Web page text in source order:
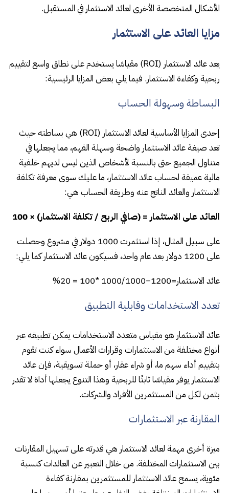
الأشكال المتخصصة الأخرى لعائد الاستثمار في المستقبل.
مزايا العائد على الاستثمار
يعد عائد الاستثمار (ROI) مقياسًا يستخدم على نطاق واسع لتقييم
ربحية وكفاءة الاستثمار. فيما يلي بعض المزايا الرئيسية:
البساطة وسهولة الحساب
إحدى المزايا الأساسية لعائد الاستثمار (ROI) هي بساطته حيث
تعد صيغة عائد الاستثمار واضحة وسهلة الفهم، مما يجعلها في
متناول الجميع حتى بالنسبة لأشخاص الذين ليس لديهم خلفية
مالية عميقة لحساب عائد الاستثمار، ما عليك سوى معرفة تكلفة
الاستثمار والعائد الناتج عنه وطريقة الحساب هي:
العائد على الاستثمار = (صافي الربح / تكلفة الاستثمار) × 100
على سبيل المثال، إذا استثمرت 1000 دولار في مشروع وحصلت
على 1200 دولار بعد عام واحد، فسيكون عائد الاستثمار كما يلي:
عائد الاستثمار=1200−1000/1000 *100 = 20%
تعدد الاستخدامات وقابلية التطبيق
عائد الاستثمار هو مقياس متعدد الاستخدامات يمكن تطبيقه عبر
أنواع مختلفة من الاستثمارات وقرارات الأعمال سواء كنت تقوم
بتقييم أداء سهم ما، أو شراء عقار، أو حملة تسويقية، فإن عائد
الاستثمار يوفر مقياسًا ثابتًا للربحية وهذا التنوع يجعلها أداة لا تقدر
بثمن لكل من المستثمرين الأفراد والشركات.
المقارنة عبر الاستثمارات
ميزة أخرى مهمة لعائد الاستثمار هي قدرته على تسهيل المقارنات
بين الاستثمارات المختلفة. من خلال التعبير عن العائدات كنسبة
مئوية، يسمح عائد الاستثمار للمستثمرين بمقارنة كفاءة